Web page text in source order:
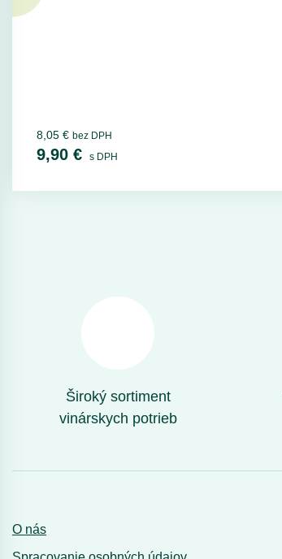
8,05 € bez DPH
9,90 € s DPH
Široký sortiment
vinárskych potrieb
O nás